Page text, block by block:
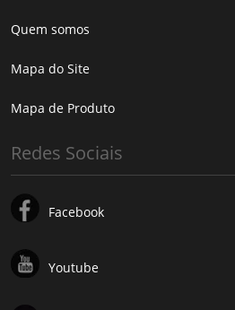
Quem somos
Mapa do Site
Mapa de Produto
Redes Sociais
Facebook
Youtube